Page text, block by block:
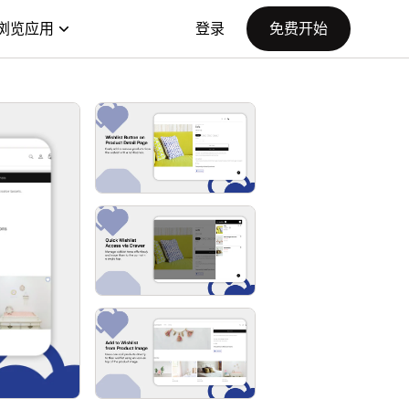
览应用 登录 免费开始